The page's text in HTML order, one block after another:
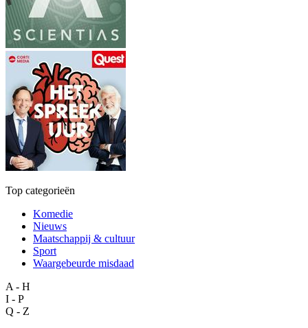
Top categorieën
Komedie
Nieuws
Maatschappij & cultuur
Sport
Waargebeurde misdaad
A - H
I - P
Q - Z